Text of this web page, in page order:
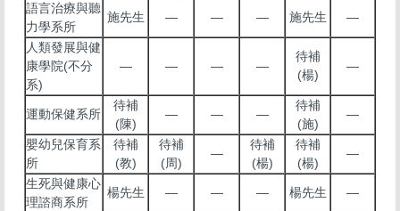
語言治療與聽
力學系所
施先生 — — — 施先生 —
人類發展與健
康學院(不分
系)
— — — —
待補
(楊)
—
運動保健系所
待補
(陳)
— — —
待補
(施)
—
嬰幼兒保育系
所
待補
(教)
待補
(周)
—
待補
(楊)
待補
(楊)
—
生死與健康心
理諮商系所
楊先生 — — — 楊先生 —